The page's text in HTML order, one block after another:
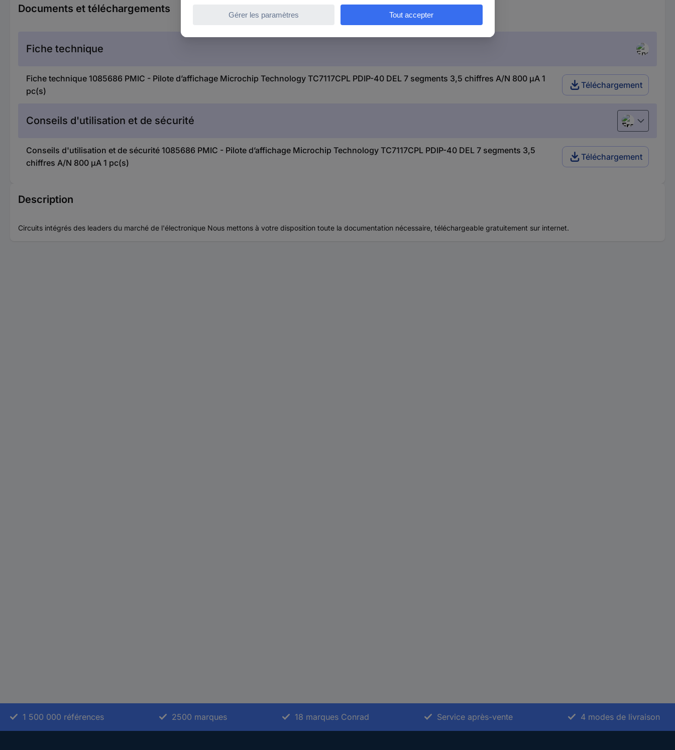
Documents et téléchargements
Fiche technique
Fiche technique 1085686 PMIC - Pilote d’affichage Microchip Technology TC7117CPL PDIP-40 DEL 7 segments 3,5 chiffres A/N 800 µA 1
pc(s)
Téléchargement
Conseils d'utilisation et de sécurité Français
Conseils d'utilisation et de sécurité 1085686 PMIC - Pilote d’affichage Microchip Technology TC7117CPL PDIP-40 DEL 7 segments 3,5
chiffres A/N 800 µA 1 pc(s)
Téléchargement
Description
Circuits intégrés des leaders du marché de l'électronique Nous mettons à votre disposition toute la documentation nécessaire, téléchargeable gratuitement sur internet.
1 500 000 références 2500 marques 18 marques Conrad Service après-vente 4 modes de livraison